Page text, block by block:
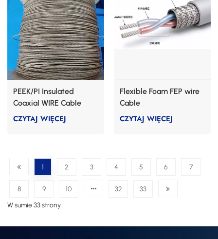
PEEK/PI Insulated
Coaxial WIRE Cable
CZYTAJ WIĘCEJ
Flexible Foam FEP wire
Cable
CZYTAJ WIĘCEJ
1 2 3 4 5 6 7
8 9 10 32
33
W sumie 33 strony